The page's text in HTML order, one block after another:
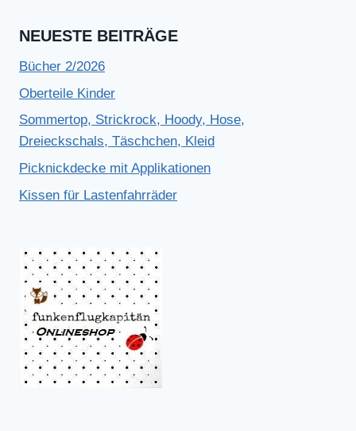
NEUESTE BEITRÄGE
Bücher 2/2026
Oberteile Kinder
Sommertop, Strickrock, Hoody, Hose,
Dreieckschals, Täschchen, Kleid
Picknickdecke mit Applikationen
Kissen für Lastenfahrräder